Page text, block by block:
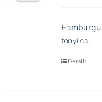
tonyina.
Detalls